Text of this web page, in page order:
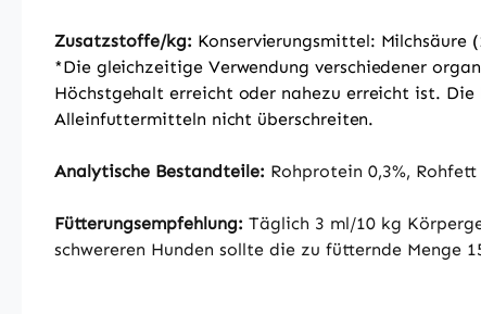
Zusatzstoffe/kg: Konservierungsmittel:
*Die gleichzeitige Verwendung verschiedener
Höchstgehalt erreicht oder nahezu erreicht ist. Die
Alleinfuttermitteln nicht überschreiten.
Analytische Bestandteile: Rohprotein 0,3%, Rohfett
Fütterungsempfehlung: Täglich 3 ml/10 kg
schwereren Hunden sollte die zu fütternde Menge